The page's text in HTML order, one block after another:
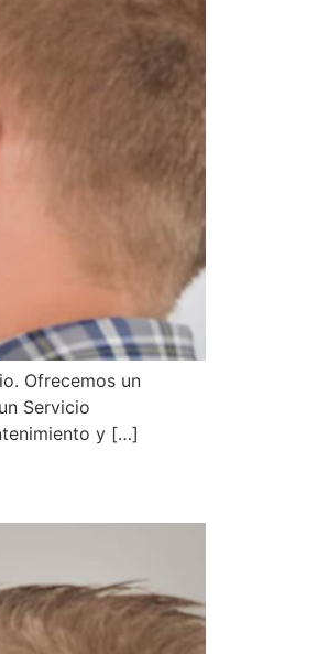
Ofrecemos un
Servicio
y […]